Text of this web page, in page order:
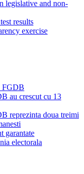
legislative and non-
results
exercise
FGDB
au crescut cu 13
reprezinta doua treimi
garantate
electorala